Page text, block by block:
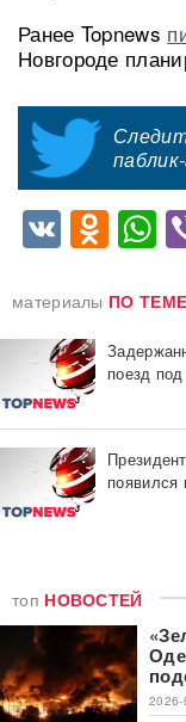
Ранее Topnews
Новгороде
VK
материалы ПО ТЕМЕ
поезд под
появился
топ НОВОСТЕЙ